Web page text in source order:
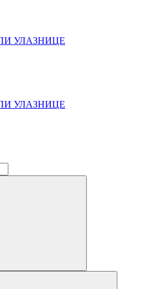
УЛАЗНИЦЕ
УЛАЗНИЦЕ